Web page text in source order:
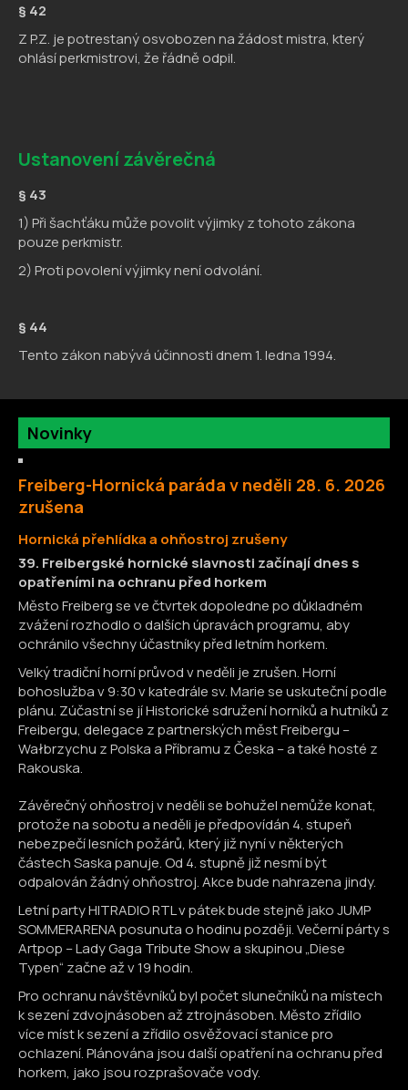
§ 42
Z P.Z. je potrestaný osvobozen na žádost mistra, který
ohlásí perkmistrovi, že řádně odpil.
Ustanovení závěrečná
§ 43
1) Při šachťáku může povolit výjimky z tohoto zákona
pouze perkmistr.
2) Proti povolení výjimky není odvolání.
§ 44
Tento zákon nabývá účinnosti dnem 1. ledna 1994.
Novinky
Freiberg-Hornická paráda v neděli 28. 6. 2026
zrušena
Hornická přehlídka a ohňostroj zrušeny
39. Freibergské hornické slavnosti začínají dnes s
opatřeními na ochranu před horkem
Město Freiberg se ve čtvrtek dopoledne po důkladném
zvážení rozhodlo o dalších úpravách programu, aby
ochránilo všechny účastníky před letním horkem.
Velký tradiční horní průvod v neděli je zrušen. Horní
bohoslužba v 9:30 v katedrále sv. Marie se uskuteční podle
plánu. Zúčastní se jí Historické sdružení horníků a hutníků z
Freibergu, delegace z partnerských měst Freibergu –
Wałbrzychu z Polska a Příbramu z Česka – a také hosté z
Rakouska.
Závěrečný ohňostroj v neděli se bohužel nemůže konat,
protože na sobotu a neděli je předpovídán 4. stupeň
nebezpečí lesních požárů, který již nyní v některých
částech Saska panuje. Od 4. stupně již nesmí být
odpalován žádný ohňostroj. Akce bude nahrazena jindy.
Letní party HITRADIO RTL v pátek bude stejně jako JUMP
SOMMERARENA posunuta o hodinu později. Večerní párty s
Artpop – Lady Gaga Tribute Show a skupinou „Diese
Typen“ začne až v 19 hodin.
Pro ochranu návštěvníků byl počet slunečníků na místech
k sezení zdvojnásoben až ztrojnásoben. Město zřídilo
více míst k sezení a zřídilo osvěžovací stanice pro
ochlazení. Plánována jsou další opatření na ochranu před
horkem, jako jsou rozprašovače vody.